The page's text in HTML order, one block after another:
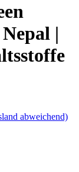
|
abweichend)